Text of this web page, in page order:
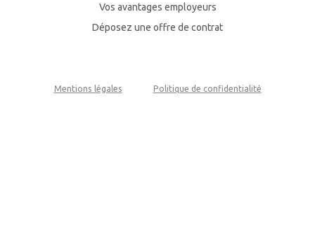
Vos avantages employeurs
Déposez une offre de contrat
Mentions légales Politique de confidentialité